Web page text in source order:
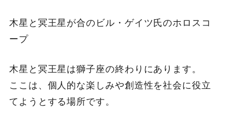
木星と冥王星が合のビル・ゲイツ氏のホロスコ
ープ
木星と冥王星は獅子座の終わりにあります。
ここは、個人的な楽しみや創造性を社会に役立
てようとする場所です。